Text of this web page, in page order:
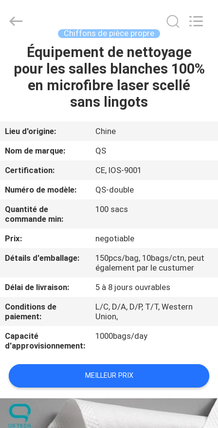
MAISON
PRODUITS
SUJET
DE
NOUS
VISITE
D'USINE
CONTRÔLE
DE
CONTACTEZ-
NOUS
NOUVELLES
DEMANDEZ
UNE
CITATION
Clean
Technology
Chiffons de pièce propre
Équipement de nettoyage
pour les salles blanches 100%
en microfibre laser scellé
sans lingots
Lieu d'origine:
Chine
Nom de marque:
QS
Certification:
CE, IOS-9001
Numéro de modèle:
QS-double
Quantité de
commande min:
100 sacs
Prix:
negotiable
Détails d'emballage:
150pcs/bag, 10bags/ctn, peut
également par le custumer
Délai de livraison:
5 à 8 jours ouvrables
Conditions de
paiement:
L/C, D/A, D/P, T/T, Western
Union,
Capacité
d'approvisionnement:
1000bags/day
MEILLEUR PRIX